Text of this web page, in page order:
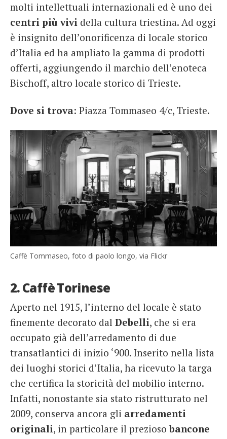
molti intellettuali internazionali ed è uno dei
centri più vivi della cultura triestina. Ad oggi
è insignito dell’onorificenza di locale storico
d’Italia ed ha ampliato la gamma di prodotti
offerti, aggiungendo il marchio dell’enoteca
Bischoff, altro locale storico di Trieste.
Dove si trova: Piazza Tommaseo 4/c, Trieste.
Caffè Tommaseo, foto di paolo longo, via Flickr
2. Caffè Torinese
Aperto nel 1915, l’interno del locale è stato
finemente decorato dal Debelli, che si era
occupato già dell’arredamento di due
transatlantici di inizio ‘900. Inserito nella lista
dei luoghi storici d’Italia, ha ricevuto la targa
che certifica la storicità del mobilio interno.
Infatti, nonostante sia stato ristrutturato nel
2009, conserva ancora gli arredamenti
originali, in particolare il preziosobancone